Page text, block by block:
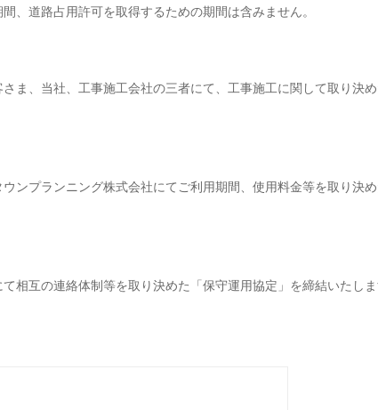
、道路占用許可を取得するための期間は含みません。
ま、当社、工事施工会社の三者にて、工事施工に関して取り決
ンプランニング株式会社にてご利用期間、使用料金等を取り決
相互の連絡体制等を取り決めた「保守運用協定」を締結いたしま